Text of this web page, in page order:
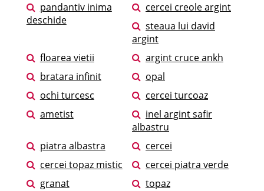
pandantiv inima
deschide
cercei creole argint
steaua lui david
argint
floarea vietii
argint cruce ankh
bratara infinit
opal
ochi turcesc
cercei turcoaz
ametist
inel argint safir
albastru
piatra albastra
cercei
cercei topaz mistic
cercei piatra verde
granat
topaz